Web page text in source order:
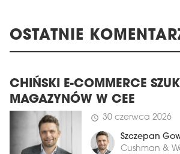
OSTATNIE
CHIŃSKI E-COMMERCE
MAGAZYNÓW W CEE
schedule 30 czerwca 2026
Szczepan
Cushman &